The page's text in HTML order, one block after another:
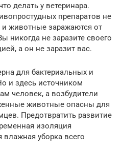
делать у ветеринара.
препаратов не
и животные заражаются от
никогда не заразите своего
а он не заразит вас.
для бактериальных и
и здесь источником
человек, а возбудители
животные опасны для
Предотвратить развитие
изоляция
влажная уборка всего